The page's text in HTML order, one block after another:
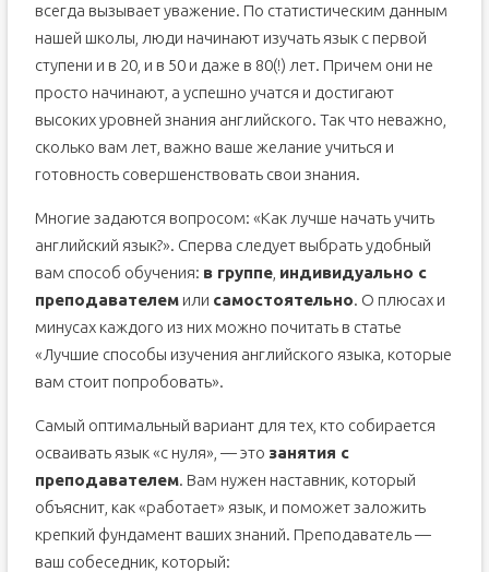
всегда вызывает уважение. По статистическим данным
нашей школы, люди начинают изучать язык с первой
ступени и в 20, и в 50 и даже в 80(!) лет. Причем они не
просто начинают, а успешно учатся и достигают
высоких уровней знания английского. Так что неважно,
сколько вам лет, важно ваше желание учиться и
готовность совершенствовать свои знания.
Многие задаются вопросом: «Как лучше начать учить
английский язык?». Сперва следует выбрать удобный
вам способ обучения: в группе, индивидуально с
преподавателемили самостоятельно. О плюсах и
минусах каждого из них можно почитать в статье
«Лучшие способы изучения английского языка, которые
вам стоит попробовать».
Самый оптимальный вариант для тех, кто собирается
осваивать язык «с нуля», — это занятия с
преподавателем. Вам нужен наставник, который
объяснит, как «работает» язык, и поможет заложить
крепкий фундамент ваших знаний. Преподаватель —
ваш собеседник, который: